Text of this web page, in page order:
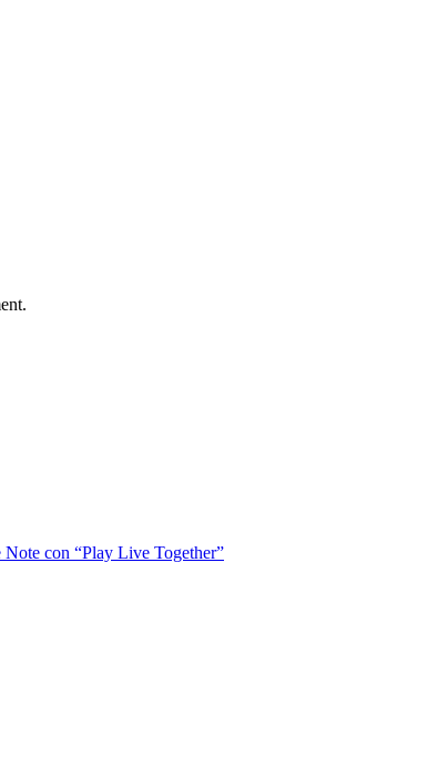
con “Play Live Together”